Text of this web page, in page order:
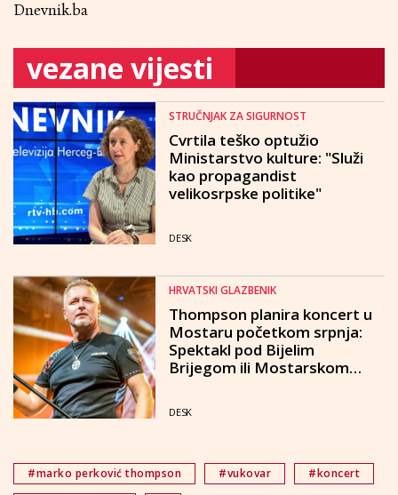
Dnevnik.ba
vezane vijesti
STRUČNJAK ZA SIGURNOST
Cvrtila teško optužio
Ministarstvo kulture: "Služi
kao propagandist
velikosrpske politike"
DESK
HRVATSKI GLAZBENIK
Thompson planira koncert u
Mostaru početkom srpnja:
Spektakl pod Bijelim
Brijegom ili Mostarskom
DESK
#marko perković thompson #vukovar
#koncert